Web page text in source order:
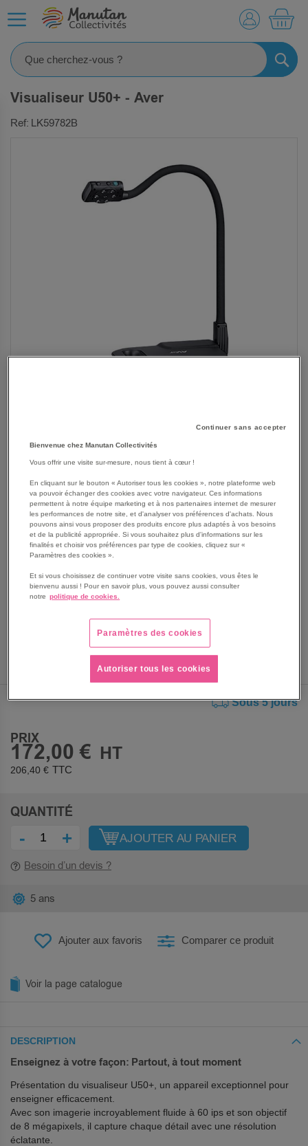
Visualiseur U50+ - Aver
Ref: LK59782B
SKIP
BEGINNING
IMAGES
GALLERY
Les avantages
Visualiseur 8Mp
Zoom digital 16x
Zone de travail A3
Bras flexible et design portable
l'apprentissage
Voir le descriptif complet
Sous 5 jours
PRIX
172,00 €
206,40 €
QUANTITÉ
- + AJOUTER AU PANIER
Besoin d’un devis ?
Ajouter aux favoris Comparer ce produit
5 ans
Voir la page catalogue
DESCRIPTION
Enseignez à votre façon: Partout, à tout moment
Présentation du visualiseur U50+, un appareil exceptionnel pour
enseigner efficacement.
Avec son imagerie incroyablement fluide à 60 ips et son objectif
de 8 mégapixels, il capture chaque détail avec une résolution
éclatante.
Continuer sans accepter
Bienvenue chez Manutan Collectivités
Vous offrir une visite sur-mesure, nous tient à cœur !
En cliquant sur le bouton « Autoriser tous les cookies », notre plateforme web
va pouvoir échanger des cookies avec votre navigateur. Ces informations
permettent à notre équipe marketing et à nos partenaires internet de mesurer
les performances de notre site, et d'analyser vos préférences d'achats. Nous
pouvons ainsi vous proposer des produits encore plus adaptés à vos besoins
et de la publicité appropriée. Si vous souhaitez plus d'informations sur les
finalités et choisir vos préférences par type de cookies, cliquez sur «
Paramètres des cookies ».
Et si vous choisissez de continuer votre visite sans cookies, vous êtes le
bienvenu aussi ! Pour en savoir plus, vous pouvez aussi consulter
notre politique de cookies.
Paramètres des cookies
Autoriser tous les cookies